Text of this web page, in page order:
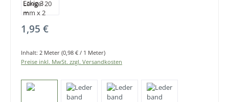
Regulärer Preis:
1,95 €
Inhalt: 2 Meter (0,98 € / 1 Meter)
Preise inkl. MwSt. zzgl. Versandkosten